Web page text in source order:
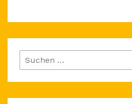
Suchen
nach: